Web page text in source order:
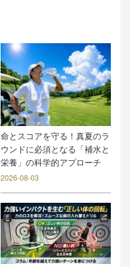
命とスコアを守る！真夏のラ
ウンドに必須となる「補水と
栄養」の科学的アプローチ
2026-08-03